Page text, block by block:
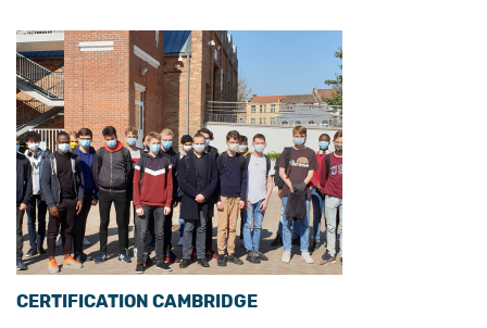
CERTIFICATION CAMBRIDGE